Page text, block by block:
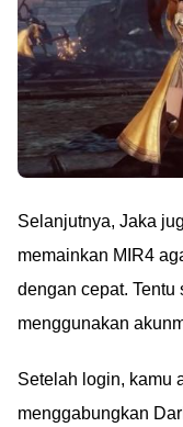
Selanjutnya, Jaka
memainkan MIR4
dengan cepat.
menggunakan
Setelah login, kamu
menggabungkan